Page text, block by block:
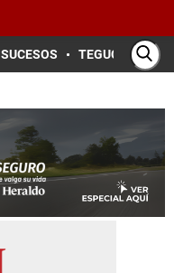
SUCESOS TEGUCIGALPA